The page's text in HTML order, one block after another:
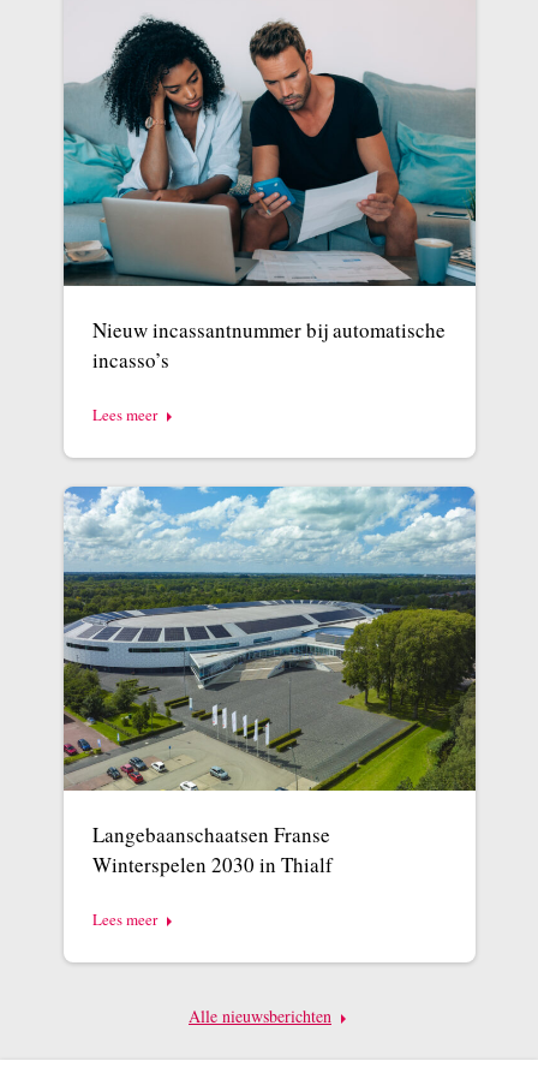
Nieuw incassantnummer bij automatische
incasso’s
Lees meer
Langebaanschaatsen Franse
Winterspelen 2030 in Thialf
Lees meer
Alle nieuwsberichten